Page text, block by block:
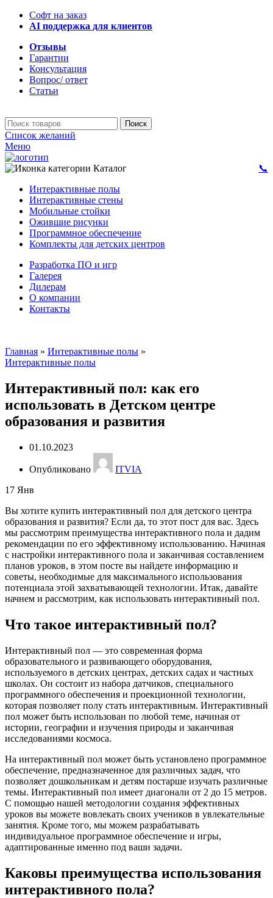
Софт на заказ
AI поддержка для клиентов
Отзывы
Гарантии
Консультация
Вопрос/ ответ
Статьи
Поиск
Список желаний
Меню
📞
Каталог
Интерактивные полы
Интерактивные стены
Мобильные стойки
Ожившие рисунки
Программное обеспечение
Комплекты для детских центров
Разработка ПО и игр
Галерея
Дилерам
О компании
Контакты
Главная » Интерактивные полы »
Интерактивные полы
Интерактивный пол: как его
использовать в Детском центре
образования и развития
01.10.2023
Опубликовано
ITVIA
17 Янв
Вы хотите купить интерактивный пол для детского центра
образования и развития? Если да, то этот пост для вас. Здесь
мы рассмотрим преимущества интерактивного пола и дадим
рекомендации по его эффективному использованию. Начиная
с настройки интерактивного пола и заканчивая составлением
планов уроков, в этом посте вы найдете информацию и
советы, необходимые для максимального использования
потенциала этой захватывающей технологии. Итак, давайте
начнем и рассмотрим, как использовать интерактивный пол.
Что такое интерактивный пол?
Интерактивный пол — это современная форма
образовательного и развивающего оборудования,
используемого в детских центрах, детских садах и частных
школах. Он состоит из набора датчиков, специального
программного обеспечения и проекционной технологии,
которая позволяет полу стать интерактивным. Интерактивный
пол может быть использован по любой теме, начиная от
истории, географии и изучения природы и заканчивая
исследованиями космоса.
На интерактивный пол может быть установлено программное
обеспечение, предназначенное для различных задач, что
позволяет дошкольникам и детям постарше изучать различные
темы. Интерактивный пол имеет диагонали от 2 до 15 метров.
С помощью нашей методологии создания эффективных
уроков вы можете вовлекать своих учеников в увлекательные
занятия. Кроме того, мы можем разрабатывать
индивидуальное программное обеспечение и игры,
адаптированные именно под ваши задачи.
Каковы преимущества использования
интерактивного пола?